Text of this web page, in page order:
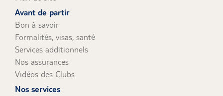
Avant de partir
Bon à savoir
Formalités, visas, santé
Services additionnels
Nos assurances
Vidéos des Clubs
Nos services